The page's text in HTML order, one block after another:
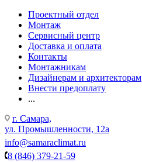
Проектный отдел
Монтаж
Сервисный центр
Доставка и оплата
Контакты
Монтажникам
Дизайнерам и архитекторам
Внести предоплату
...
г. Самара,
ул. Промышленности, 12а
info@samaraclimat.ru
8 (846) 379-21-59